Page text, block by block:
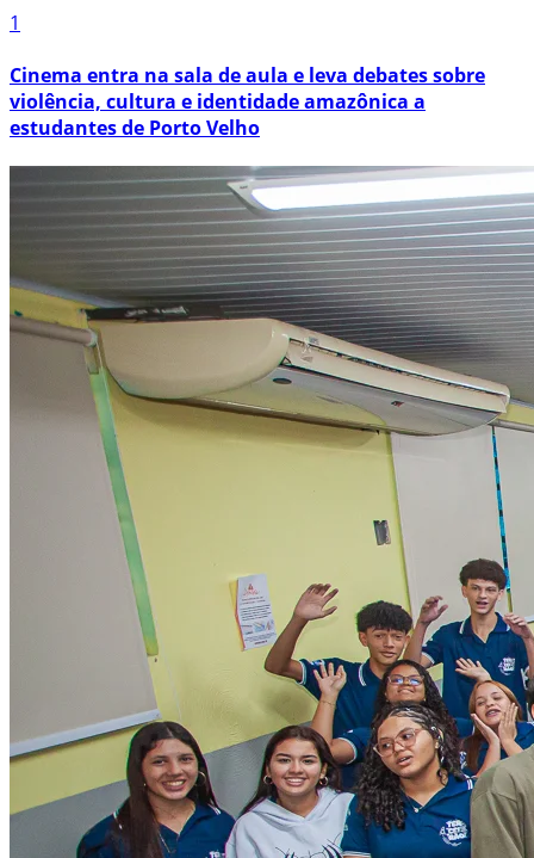
1
Cinema entra na sala de aula e leva debates sobre
violência, cultura e identidade amazônica a
estudantes de Porto Velho